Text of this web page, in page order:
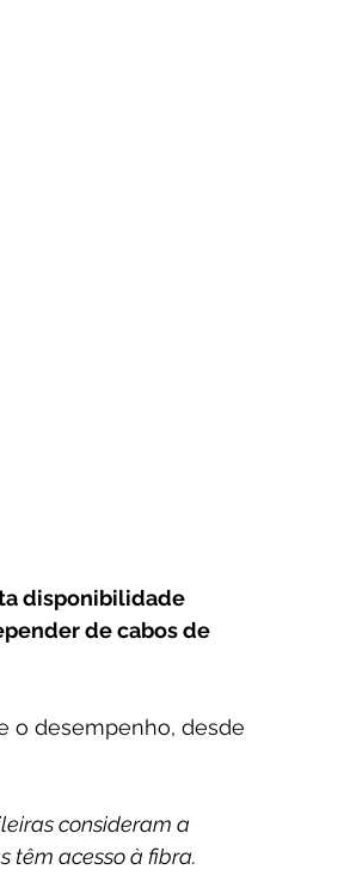
disponibilidade
de cabos de
o desempenho, desde
consideram a
têm acesso à fibra.